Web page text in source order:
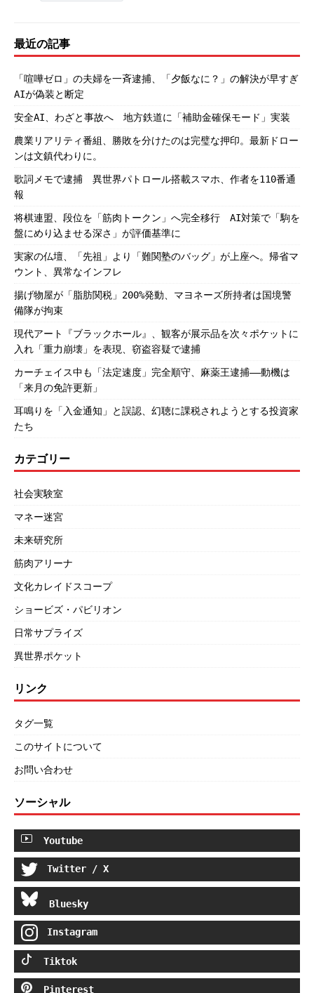
最近の記事
「喧嘩ゼロ」の夫婦を一斉逮捕、「夕飯なに？」の解決が早すぎ
AIが偽装と断定
安全AI、わざと事故へ 地方鉄道に「補助金確保モード」実装
農業リアリティ番組、勝敗を分けたのは完璧な押印。最新ドロー
ンは文鎮代わりに。
歌詞メモで逮捕 異世界パトロール搭載スマホ、作者を110番通
報
将棋連盟、段位を「筋肉トークン」へ完全移行 AI対策で「駒を
盤にめり込ませる深さ」が評価基準に
実家の仏壇、「先祖」より「難関塾のバッグ」が上座へ。帰省マ
ウント、異常なインフレ
揚げ物屋が「脂肪関税」200%発動、マヨネーズ所持者は国境警
備隊が拘束
現代アート『ブラックホール』、観客が展示品を次々ポケットに
入れ「重力崩壊」を表現、窃盗容疑で逮捕
カーチェイス中も「法定速度」完全順守、麻薬王逮捕――動機は
「来月の免許更新」
耳鳴りを「入金通知」と誤認、幻聴に課税されようとする投資家
たち
カテゴリー
社会実験室
マネー迷宮
未来研究所
筋肉アリーナ
文化カレイドスコープ
ショービズ・パビリオン
日常サプライズ
異世界ポケット
リンク
タグ一覧
このサイトについて
お問い合わせ
ソーシャル
Youtube
Twitter / X
Bluesky
Instagram
Tiktok
Pinterest